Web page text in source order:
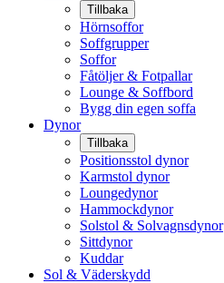
Tillbaka
Hörnsoffor
Soffgrupper
Soffor
Fåtöljer & Fotpallar
Lounge & Soffbord
Bygg din egen soffa
Dynor
Tillbaka
Positionsstol dynor
Karmstol dynor
Loungedynor
Hammockdynor
Solstol & Solvagnsdynor
Sittdynor
Kuddar
Sol & Väderskydd